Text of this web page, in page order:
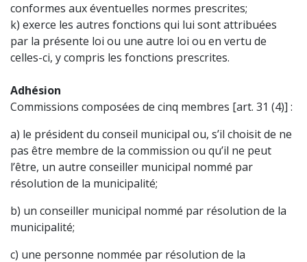
conformes aux éventuelles normes prescrites;
k) exerce les autres fonctions qui lui sont attribuées
par la présente loi ou une autre loi ou en vertu de
celles-ci, y compris les fonctions prescrites.
Adhésion
Commissions composées de cinq membres [art. 31 (4)] :
a) le président du conseil municipal ou, s’il choisit de ne
pas être membre de la commission ou qu’il ne peut
l’être, un autre conseiller municipal nommé par
résolution de la municipalité;
b) un conseiller municipal nommé par résolution de la
municipalité;
c) une personne nommée par résolution de la